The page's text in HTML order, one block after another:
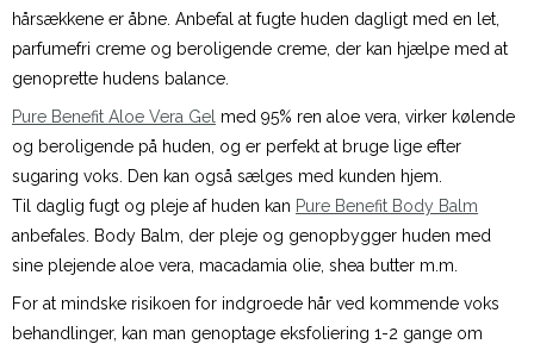
hårsækkene er åbne. Anbefal at fugte huden dagligt med en let,
parfumefri creme og beroligende creme, der kan hjælpe med at
genoprette hudens balance.
Pure Benefit Aloe Vera Gel med 95% ren aloe vera, virker kølende
og beroligende på huden, og er perfekt at bruge lige efter
sugaring voks. Den kan også sælges med kunden hjem.
Til daglig fugt og pleje af huden kan Pure Benefit Body Balm
anbefales. Body Balm, der pleje og genopbygger huden med
sine plejende aloe vera, macadamia olie, shea butter m.m.
For at mindske risikoen for indgroede hår ved kommende voks
behandlinger, kan man genoptage eksfoliering 1-2 gange om